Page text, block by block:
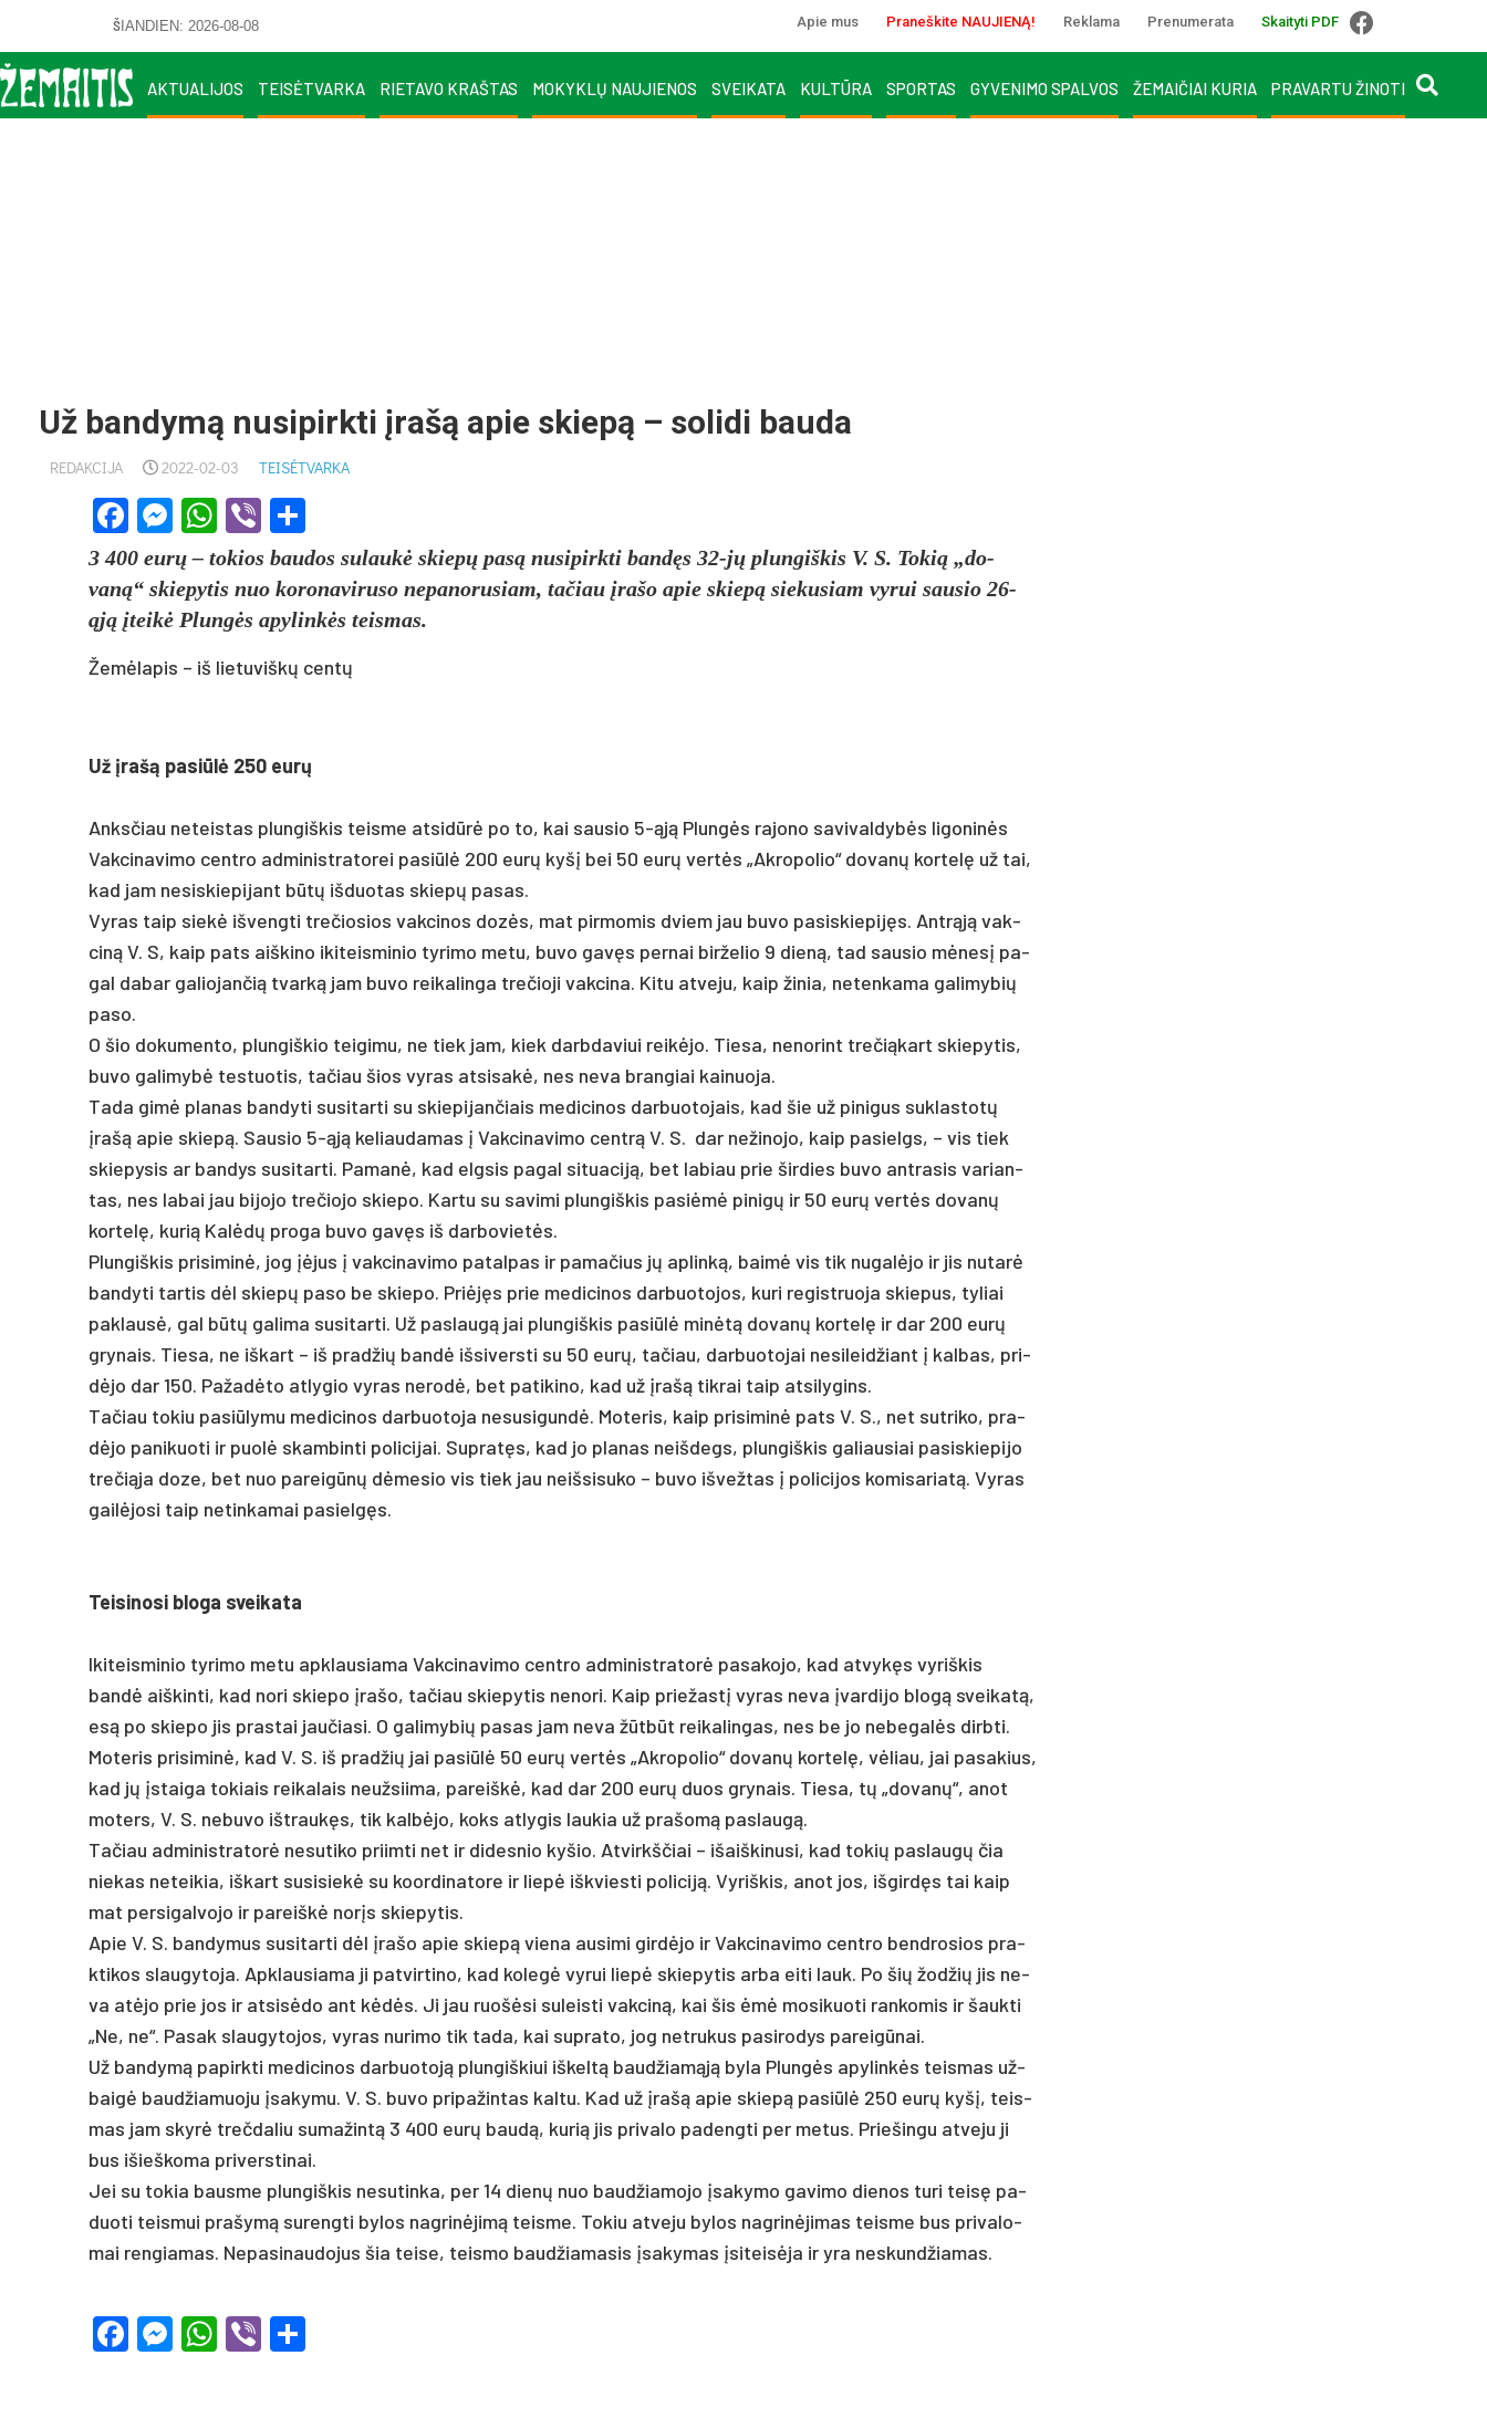
ŠIANDIEN: 2026-08-08 Apie mus Praneškite NAUJIENĄ! Reklama Prenumerata Skaityti PDF
AKTUALIJOS TEISĖTVARKA RIETAVO KRAŠTAS MOKYKLŲ NAUJIENOS SVEIKATA KULTŪRA SPORTAS GYVENIMO SPALVOS ŽEMAIČIAI KURIA PRAVARTU ŽINOTI
Už bandymą nusipirkti įrašą apie skiepą – solidi bauda
REDAKCIJA 2022-02-03 TEISĖTVARKA
Facebook
Messenger
WhatsApp
Viber
3 400 eurų – to­kios bau­dos su­laukė skiepų pa­są nu­si­pirk­ti bandęs 32-jų plun­giš­kis V. S. To­kią „do­
vaną“ skie­py­tis nuo ko­ro­na­vi­ru­so ne­pa­no­ru­siam, ta­čiau įra­šo apie skiepą sie­ku­siam vy­rui sau­sio 26-
ąją įteikė Plungės apy­linkės teis­mas.
Žemėlapis – iš lietuviškų centų
Už įrašą pa­si­ūlė 250 eurų
Anks­čiau ne­teis­tas plun­giš­kis teis­me at­si­dūrė po to, kai sau­sio 5-ąją Plungės ra­jo­no sa­vi­val­dybės li­go­ninės
Vak­ci­na­vi­mo cent­ro ad­mi­nist­ra­to­rei pa­si­ūlė 200 eurų kyšį bei 50 eurų vertės „Ak­ro­po­lio“ do­vanų kor­telę už tai,
kad jam ne­sis­kie­pi­jant būtų iš­duo­tas skiepų pa­sas.
Vy­ras taip siekė iš­veng­ti tre­čio­sios vak­ci­nos dozės, mat pir­mo­mis dviem jau bu­vo pa­si­skie­pijęs. Antrąją vak­
ciną V. S, kaip pa­ts aiš­ki­no iki­teis­mi­nio ty­ri­mo me­tu, bu­vo gavęs per­nai bir­že­lio 9 dieną, tad sau­sio mėnesį pa­
gal da­bar ga­lio­jan­čią tvarką jam bu­vo rei­ka­lin­ga tre­čio­ji vak­ci­na. Ki­tu at­ve­ju, kaip ži­nia, ne­ten­ka­ma ga­li­my­bių
pa­so.
O šio do­ku­men­to, plun­giš­kio tei­gi­mu, ne tiek jam, kiek darb­da­viui reikė­jo. Tie­sa, ne­no­rint tre­čią­kart skie­py­tis,
bu­vo ga­li­mybė tes­tuo­tis, ta­čiau šios vy­ras at­si­sakė, nes ne­va bran­giai kai­nuo­ja.
Ta­da gimė pla­nas ban­dy­ti su­si­tar­ti su skie­pi­jan­čiais me­di­ci­nos dar­buo­to­jais, kad šie už pi­ni­gus su­klas­totų
įrašą apie skiepą. Sau­sio 5-ąją ke­liau­da­mas į Vak­ci­na­vi­mo centrą V. S. dar ne­ži­no­jo, kaip pa­sielgs, – vis tiek
skie­py­sis ar ban­dys su­si­tar­ti. Pa­manė, kad elg­sis pa­gal si­tua­ciją, bet la­biau prie šir­dies bu­vo ant­ra­sis va­rian­
tas, nes la­bai jau bi­jo­jo tre­čio­jo skie­po. Kar­tu su sa­vi­mi plun­giš­kis pa­si­ėmė pi­nigų ir 50 eurų vertės do­vanų
kor­telę, ku­rią Kalėdų pro­ga bu­vo gavęs iš dar­bo­vietės.
Plun­giš­kis pri­si­minė, jog įėjus į vak­ci­na­vi­mo pa­tal­pas ir pa­ma­čius jų ap­linką, baimė vis tik nu­galė­jo ir jis nu­tarė
ban­dy­ti tar­tis dėl skiepų pa­so be skie­po. Priėjęs prie me­di­ci­nos dar­buo­to­jos, ku­ri re­gist­ruo­ja skie­pus, ty­liai
pa­klausė, gal būtų ga­li­ma su­si­tar­ti. Už pa­slaugą jai plun­giš­kis pa­si­ūlė minėtą do­vanų kor­telę ir dar 200 eurų
gry­nais. Tie­sa, ne iš­kart – iš pra­džių bandė iš­si­vers­ti su 50 eurų, ta­čiau, dar­buo­to­jai ne­si­leid­žiant į kal­bas, pri­
dėjo dar 150. Pa­žadė­to at­ly­gio vy­ras ne­rodė, bet pa­ti­ki­no, kad už įrašą tik­rai taip at­si­ly­gins.
Ta­čiau to­kiu pa­si­ūly­mu me­di­ci­nos dar­buo­to­ja ne­su­si­gundė. Mo­te­ris, kaip pri­si­minė pa­ts V. S., net su­tri­ko, pra­
dėjo pa­ni­kuo­ti ir puolė skam­bin­ti po­li­ci­jai. Sup­ratęs, kad jo pla­nas neiš­degs, plun­giš­kis ga­liau­siai pa­si­skie­pi­jo
tre­čią­ja do­ze, bet nuo pa­reigūnų dėme­sio vis tiek jau neiš­si­su­ko – bu­vo iš­vež­tas į po­li­ci­jos ko­mi­sa­riatą. Vy­ras
gailė­jo­si taip ne­tin­ka­mai pa­sielgęs.
Tei­si­no­si blo­ga svei­ka­ta
Iki­teis­mi­nio ty­ri­mo me­tu ap­klau­sia­ma Vak­ci­na­vi­mo cent­ro ad­mi­nist­ra­torė pa­sa­ko­jo, kad at­vykęs vy­riš­kis
bandė aiš­kin­ti, kad no­ri skie­po įra­šo, ta­čiau skie­py­tis ne­no­ri. Kaip prie­žastį vy­ras ne­va įvar­di­jo blogą svei­katą,
esą po skie­po jis pra­stai jau­čia­si. O ga­li­my­bių pa­sas jam ne­va žūtbūt rei­ka­lin­gas, nes be jo ne­be­galės dirb­ti.
Mo­te­ris pri­si­minė, kad V. S. iš pra­džių jai pa­si­ūlė 50 eurų vertės „Ak­ro­po­lio“ do­vanų kor­telę, vėliau, jai pa­sa­kius,
kad jų įstai­ga to­kiais rei­ka­lais neuž­sii­ma, pa­reiškė, kad dar 200 eurų duos gry­nais. Tie­sa, tų „do­vanų“, anot
mo­ters, V. S. ne­bu­vo išt­raukęs, tik kalbė­jo, koks at­ly­gis lau­kia už pra­šomą pa­slaugą.
Ta­čiau ad­mi­nist­ra­torė ne­su­ti­ko priim­ti net ir di­des­nio ky­šio. At­virkš­čiai – išaiš­ki­nu­si, kad to­kių pa­slaugų čia
nie­kas ne­tei­kia, iš­kart su­si­siekė su koor­di­na­to­re ir liepė išk­vies­ti po­li­ciją. Vy­riš­kis, anot jos, iš­girdęs tai kaip
mat per­si­gal­vo­jo ir pa­reiškė norįs skie­py­tis.
Apie V. S. ban­dy­mus su­si­tar­ti dėl įra­šo apie skiepą vie­na au­si­mi girdė­jo ir Vak­ci­na­vi­mo cent­ro bend­ro­sios pra­
kti­kos slau­gy­to­ja. Apk­lau­sia­ma ji pa­tvir­ti­no, kad ko­legė vy­rui liepė skie­py­tis ar­ba ei­ti lauk. Po šių žod­žių jis ne­
va at­ėjo prie jos ir at­si­sėdo ant kėdės. Ji jau ruošė­si su­leis­ti vak­ciną, kai šis ėmė mo­si­kuo­ti ran­ko­mis ir šauk­ti
„Ne, ne“. Pa­sak slau­gy­to­jos, vy­ras nu­ri­mo tik ta­da, kai su­pra­to, jog ne­tru­kus pa­si­ro­dys pa­reigū­nai.
Už ban­dymą pa­pirk­ti me­di­ci­nos dar­buo­toją plun­giš­kiui iš­keltą baud­žiamąją by­la Plungės apy­linkės teis­mas už­
baigė baud­žia­muo­ju įsa­ky­mu. V. S. bu­vo pri­pa­žin­tas kal­tu. Kad už įrašą apie skiepą pa­si­ūlė 250 eurų kyšį, teis­
mas jam skyrė treč­da­liu su­ma­žintą 3 400 eurų baudą, ku­rią jis pri­va­lo pa­deng­ti per me­tus. Prie­šin­gu at­ve­ju ji
bus išieš­ko­ma pri­vers­ti­nai.
Jei su to­kia baus­me plun­giš­kis ne­su­tin­ka, per 14 dienų nuo baud­žia­mo­jo įsa­ky­mo ga­vi­mo die­nos tu­ri teisę pa­
duo­ti teis­mui pra­šymą su­reng­ti by­los nag­rinė­jimą teis­me. To­kiu at­ve­ju by­los nag­rinė­ji­mas teis­me bus pri­va­lo­
mai ren­gia­mas. Ne­pa­si­nau­do­jus šia tei­se, teis­mo baud­žia­ma­sis įsa­ky­mas įsi­teisė­ja ir yra ne­skund­žia­mas.
Facebook
Messenger
WhatsApp
Viber